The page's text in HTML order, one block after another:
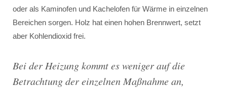
oder als Kaminofen und Kachelofen für Wärme in einzelnen
Bereichen sorgen. Holz hat einen hohen Brennwert, setzt
aber Kohlendioxid frei.
Bei der Heizung kommt es weniger auf die
Betrachtung der einzelnen Maßnahme an,